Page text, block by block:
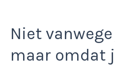
Niet
maar omdat